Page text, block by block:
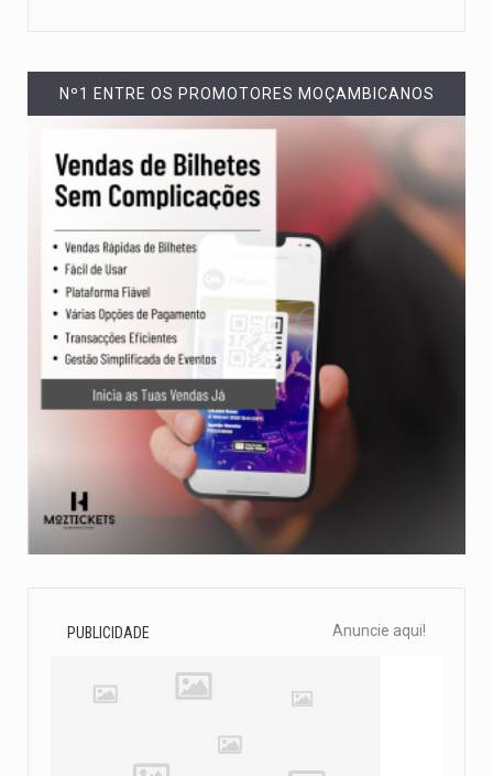
Nº1 ENTRE OS PROMOTORES MOÇAMBICANOS
PUBLICIDADE Anuncie aqui!